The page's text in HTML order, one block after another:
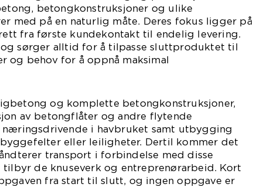
betongkonstruksjoner og ulike
med på en naturlig måte. Deres fokus ligger på
fra første kundekontakt til endelig levering.
og sørger alltid for å tilpasse sluttproduktet til
og behov for å oppnå maksimal
og komplette betongkonstruksjoner,
av betongflåter og andre flytende
i havbruket samt utbygging
eller leiligheter. Dertil kommer det
transport i forbindelse med disse
de knuseverk og entreprenørarbeid. Kort
fra start til slutt, og ingen oppgave er